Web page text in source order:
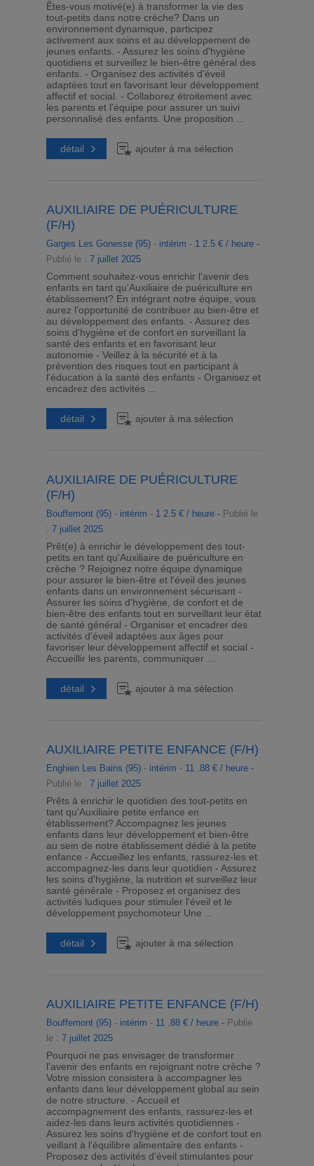
Êtes-vous motivé(e) à transformer la vie des
tout-petits dans notre crèche? Dans un
environnement dynamique, participez
activement aux soins et au développement de
jeunes enfants. - Assurez les soins d'hygiène
quotidiens et surveillez le bien-être général des
enfants. - Organisez des activités d'éveil
adaptées tout en favorisant leur développement
affectif et social. - Collaborez étroitement avec
les parents et l'équipe pour assurer un suivi
personnalisé des enfants. Une proposition ...
détail ajouter à ma sélection
AUXILIAIRE DE PUÉRICULTURE
(F/H)
Garges Les Gonesse (95)- intérim - 1 2.5 € / heure -
Publié le : 7 juillet 2025
Comment souhaitez-vous enrichir l'avenir des
enfants en tant qu'Auxiliaire de puériculture en
établissement? En intégrant notre équipe, vous
aurez l'opportunité de contribuer au bien-être et
au développement des enfants. - Assurez des
soins d'hygiène et de confort en surveillant la
santé des enfants et en favorisant leur
autonomie - Veillez à la sécurité et à la
prévention des risques tout en participant à
l'éducation à la santé des enfants - Organisez et
encadrez des activités ...
détail ajouter à ma sélection
AUXILIAIRE DE PUÉRICULTURE
(F/H)
Bouffemont (95)- intérim - 1 2.5 € / heure - Publié le
: 7 juillet 2025
Prêt(e) à enrichir le développement des tout-
petits en tant qu'Auxiliaire de puériculture en
crèche ? Rejoignez notre équipe dynamique
pour assurer le bien-être et l'éveil des jeunes
enfants dans un environnement sécurisant -
Assurer les soins d'hygiène, de confort et de
bien-être des enfants tout en surveillant leur état
de santé général - Organiser et encadrer des
activités d'éveil adaptées aux âges pour
favoriser leur développement affectif et social -
Accueillir les parents, communiquer ...
détail ajouter à ma sélection
AUXILIAIRE PETITE ENFANCE (F/H)
Enghien Les Bains (95)- intérim - 11 .88 € / heure -
Publié le : 7 juillet 2025
Prêts à enrichir le quotidien des tout-petits en
tant qu'Auxiliaire petite enfance en
établissement? Accompagnez les jeunes
enfants dans leur développement et bien-être
au sein de notre établissement dédié à la petite
enfance - Accueillez les enfants, rassurez-les et
accompagnez-les dans leur quotidien - Assurez
les soins d'hygiène, la nutrition et surveillez leur
santé générale - Proposez et organisez des
activités ludiques pour stimuler l'éveil et le
développement psychomoteur Une ...
détail ajouter à ma sélection
AUXILIAIRE PETITE ENFANCE (F/H)
Bouffemont (95)- intérim - 11 .88 € / heure - Publié
le : 7 juillet 2025
Pourquoi ne pas envisager de transformer
l'avenir des enfants en rejoignant notre crèche ?
Votre mission consistera à accompagner les
enfants dans leur développement global au sein
de notre structure. - Accueil et
accompagnement des enfants, rassurez-les et
aidez-les dans leurs activités quotidiennes -
Assurez les soins d'hygiène et de confort tout en
veillant à l'équilibre alimentaire des enfants -
Proposez des activités d'éveil stimulantes pour